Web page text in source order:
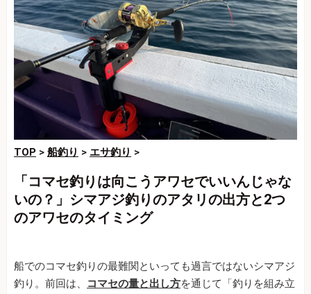
TOP > 船釣り > エサ釣り >
「コマセ釣りは向こうアワセでいいんじゃな
いの？」シマアジ釣りのアタリの出方と2つ
のアワセのタイミング
船でのコマセ釣りの最難関といっても過言ではないシマアジ
釣り。前回は、
コマセの量と出し方を通じて「釣りを組み立